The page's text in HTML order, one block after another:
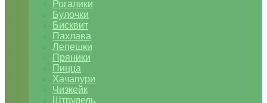
Рогалики
Булочки
Бисквит
Пахлава
Лепешки
Пряники
Пицца
Хачапури
Чизкейк
Штрудель